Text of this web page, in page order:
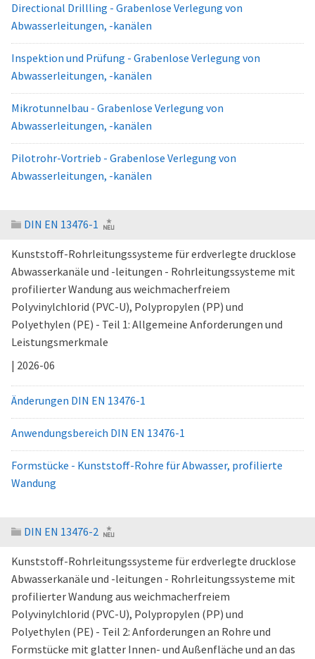
Directional Drillling - Grabenlose Verlegung von
Abwasserleitungen, -kanälen
Inspektion und Prüfung - Grabenlose Verlegung von
Abwasserleitungen, -kanälen
Mikrotunnelbau - Grabenlose Verlegung von
Abwasserleitungen, -kanälen
Pilotrohr-Vortrieb - Grabenlose Verlegung von
Abwasserleitungen, -kanälen
DIN EN 13476-1
Kunststoff-Rohrleitungssysteme für erdverlegte drucklose
Abwasserkanäle und -leitungen - Rohrleitungssysteme mit
profilierter Wandung aus weichmacherfreiem
Polyvinylchlorid (PVC-U), Polypropylen (PP) und
Polyethylen (PE) - Teil 1: Allgemeine Anforderungen und
Leistungsmerkmale
| 2026-06
Änderungen DIN EN 13476-1
Anwendungsbereich DIN EN 13476-1
Formstücke - Kunststoff-Rohre für Abwasser, profilierte
Wandung
DIN EN 13476-2
Kunststoff-Rohrleitungssysteme für erdverlegte drucklose
Abwasserkanäle und -leitungen - Rohrleitungssysteme mit
profilierter Wandung aus weichmacherfreiem
Polyvinylchlorid (PVC-U), Polypropylen (PP) und
Polyethylen (PE) - Teil 2: Anforderungen an Rohre und
Formstücke mit glatter Innen- und Außenfläche und an das